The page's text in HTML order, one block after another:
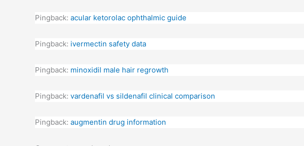
Pingback: acular ketorolac ophthalmic guide
Pingback: ivermectin safety data
Pingback: minoxidil male hair regrowth
Pingback: vardenafil vs sildenafil clinical comparison
Pingback: augmentin drug information